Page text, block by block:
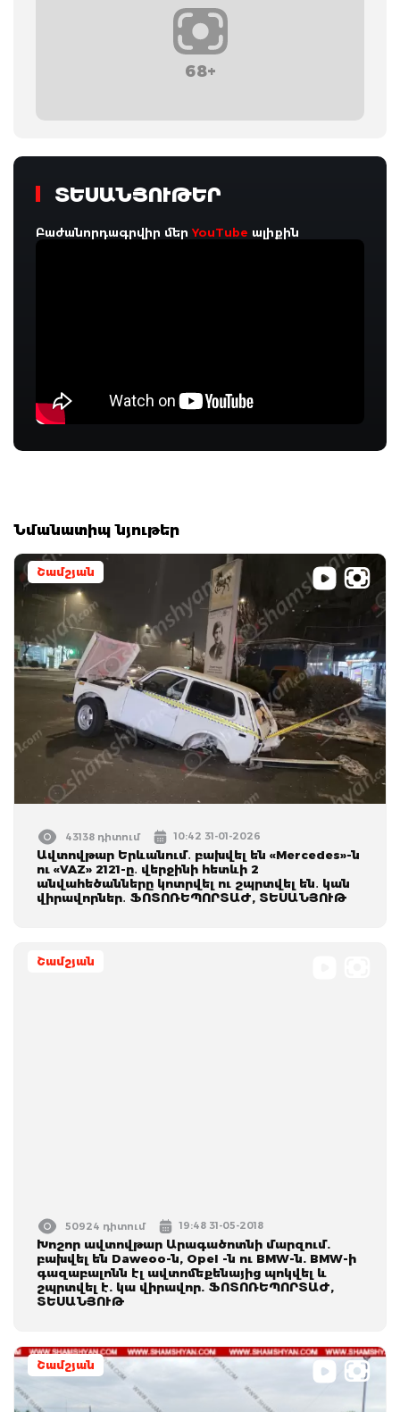
68+
ՏԵՍԱՆՅՈՒԹԵՐ
Բաժանորդագրվիր մերYouTube ալիքին
Նմանատիպ նյութեր
Շամշյան
43138 դիտում 10:42 31-01-2026
Ավտովթար Երևանում․ բախվել են «Mercedes»-ն
ու «VAZ» 2121-ը․ վերջինի հետևի 2
անվահեծանները կոտրվել ու շպրտվել են․ կան
վիրավորներ․ ՖՈՏՈՌԵՊՈՐՏԱԺ, ՏԵՍԱՆՅՈՒԹ
Շամշյան
50924 դիտում 19:48 31-05-2018
Խոշոր ավտովթար Արագածոտնի մարզում.
բախվել են Daweoo-ն, Opel -ն ու BMW-ն. BMW-ի
գազաբալոնն էլ ավտոմեքենայից պոկվել և
շպրտվել է. կա վիրավոր. ՖՈՏՈՌԵՊՈՐՏԱԺ,
ՏԵՍԱՆՅՈՒԹ
Շամշյան